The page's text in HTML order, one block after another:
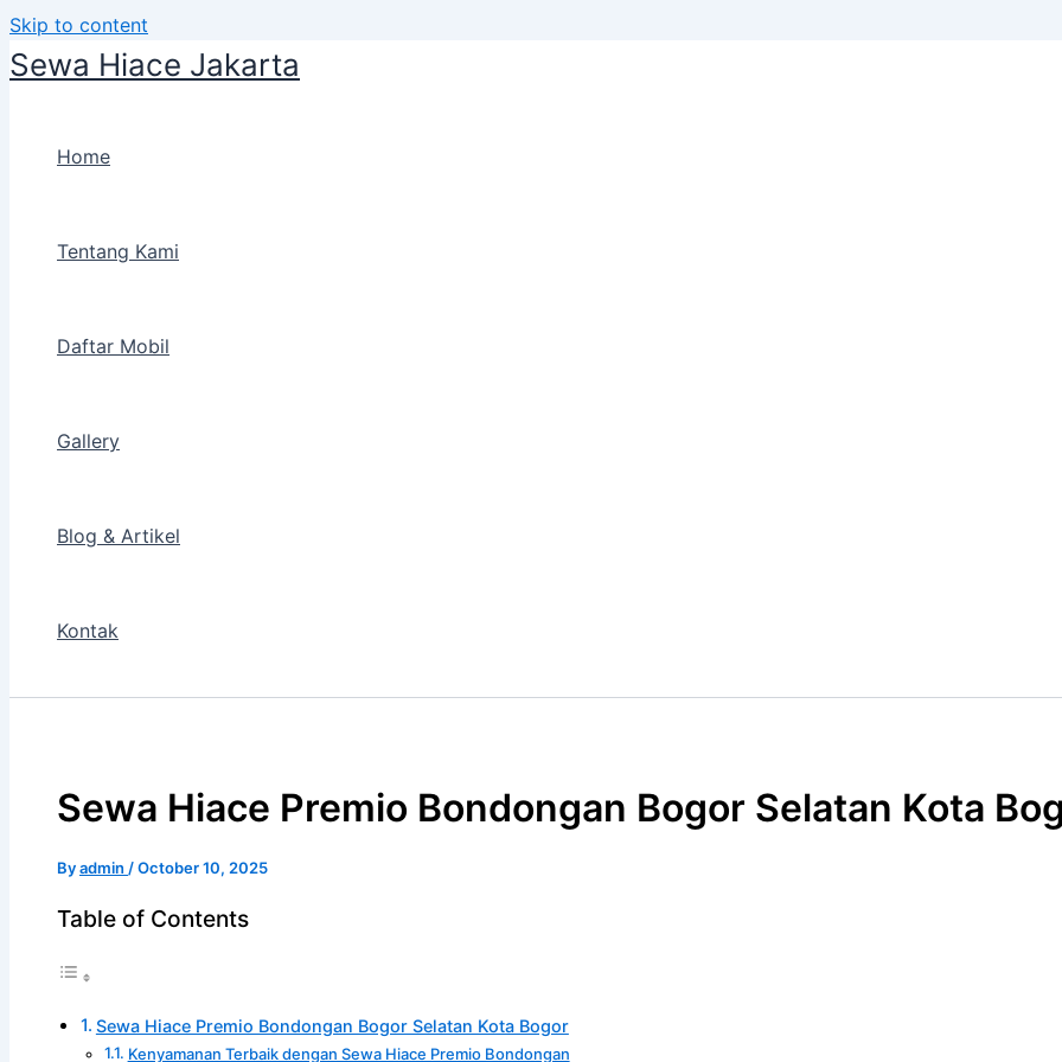
Skip to content
Sewa Hiace Jakarta
Home
Tentang Kami
Daftar Mobil
Gallery
Blog & Artikel
Kontak
Sewa Hiace Premio Bondongan Bogor Selatan Kota
Byadmin /October 10, 2025
Table of Contents
Sewa Hiace Premio Bondongan Bogor Selatan Kota Bogor
Kenyamanan Terbaik dengan Sewa Hiace Premio Bondongan